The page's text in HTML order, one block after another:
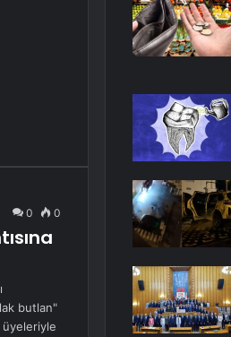
0 0
butlan"
üyeleriyle